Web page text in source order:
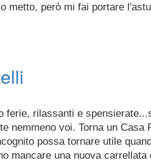
metto, però mi fai portare
ferie, rilassanti e
nemmeno voi. Torna un Casa
possa tornare utile
mancare una nuova carrellata